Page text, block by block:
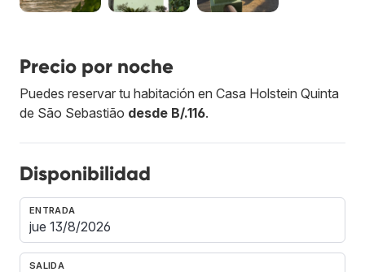
Precio por noche
Puedes reservar tu habitación en Casa Holstein Quinta
de São Sebastião desde B/.116.
Disponibilidad
ENTRADA
SALIDA